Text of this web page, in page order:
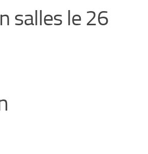
salles le 26